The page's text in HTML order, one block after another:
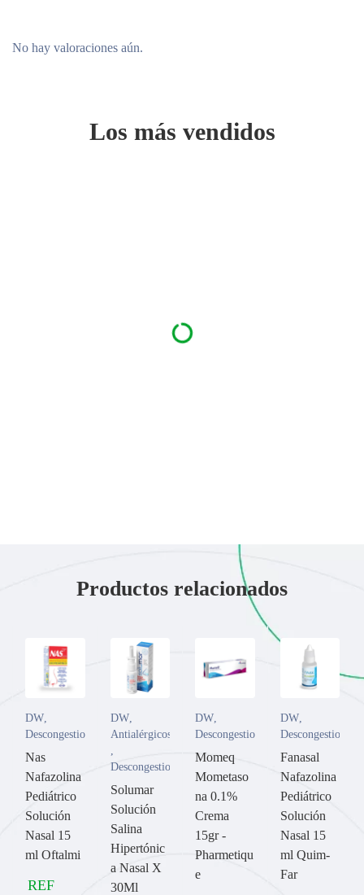
No hay valoraciones aún.
Los más vendidos
Productos relacionados
DW
Descongestionantes
Nas
Nafazolina
Pediátrico
Solución
Nasal 15
ml Oftalmi
REF
DW,
Antialérgicos
Descongestionantes
Solumar
Solución
Salina
Hipertónic
a Nasal X
30Ml
DW
Descongestionantes
Momeq
Mometaso
na 0.1%
Crema
15gr -
Pharmetiqu
e
DW,
Fanasal
Nafazolina
Pediátrico
Solución
Nasal 15
ml Quim-
Far